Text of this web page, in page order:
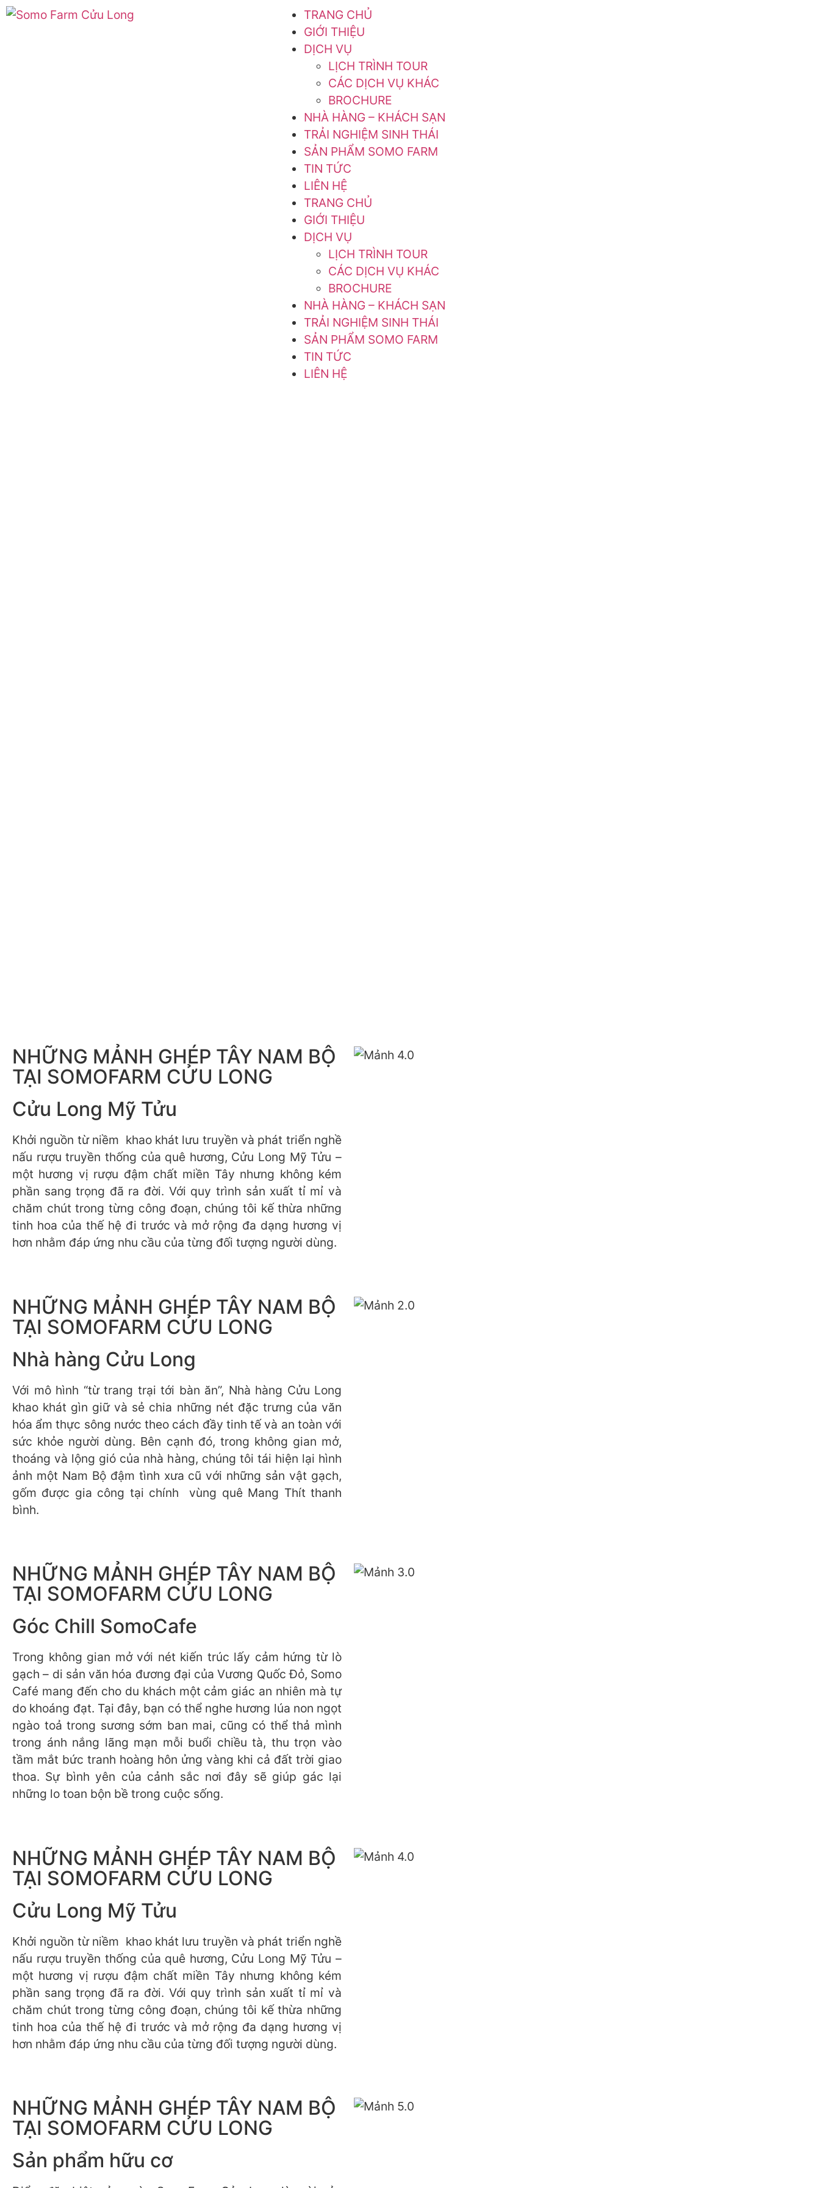
TRANG CHỦ
GIỚI THIỆU
DỊCH VỤ
LỊCH TRÌNH TOUR
CÁC DỊCH VỤ KHÁC
BROCHURE
NHÀ HÀNG – KHÁCH SẠN
TRẢI NGHIỆM SINH THÁI
SẢN PHẨM SOMO FARM
TIN TỨC
LIÊN HỆ
TRANG CHỦ
GIỚI THIỆU
DỊCH VỤ
LỊCH TRÌNH TOUR
CÁC DỊCH VỤ KHÁC
BROCHURE
NHÀ HÀNG – KHÁCH SẠN
TRẢI NGHIỆM SINH THÁI
SẢN PHẨM SOMO FARM
TIN TỨC
LIÊN HỆ
NHỮNG MẢNH GHÉP TÂY NAM BỘ
TẠI SOMOFARM CỬU LONG
Cửu Long Mỹ Tửu
Khởi nguồn từ niềm khao khát lưu truyền và phát triển nghề
nấu rượu truyền thống của quê hương, Cửu Long Mỹ Tửu –
một hương vị rượu đậm chất miền Tây nhưng không kém
phần sang trọng đã ra đời. Với quy trình sản xuất tỉ mỉ và
chăm chút trong từng công đoạn, chúng tôi kế thừa những
tinh hoa của thế hệ đi trước và mở rộng đa dạng hương vị
hơn nhằm đáp ứng nhu cầu của từng đối tượng người dùng.
NHỮNG MẢNH GHÉP TÂY NAM BỘ
TẠI SOMOFARM CỬU LONG
Nhà hàng Cửu Long
Với mô hình “từ trang trại tới bàn ăn”, Nhà hàng Cửu Long
khao khát gìn giữ và sẻ chia những nét đặc trưng của văn
hóa ẩm thực sông nước theo cách đầy tinh tế và an toàn với
sức khỏe người dùng. Bên cạnh đó, trong không gian mở,
thoáng và lộng gió của nhà hàng, chúng tôi tái hiện lại hình
ảnh một Nam Bộ đậm tình xưa cũ với những sản vật gạch,
gốm được gia công tại chính vùng quê Mang Thít thanh
bình.
NHỮNG MẢNH GHÉP TÂY NAM BỘ
TẠI SOMOFARM CỬU LONG
Góc Chill SomoCafe
Trong không gian mở với nét kiến trúc lấy cảm hứng từ lò
gạch – di sản văn hóa đương đại của Vương Quốc Đỏ, Somo
Café mang đến cho du khách một cảm giác an nhiên mà tự
do khoáng đạt. Tại đây, bạn có thể nghe hương lúa non ngọt
ngào toả trong sương sớm ban mai, cũng có thể thả mình
trong ánh nắng lãng mạn mỗi buổi chiều tà, thu trọn vào
tầm mắt bức tranh hoàng hôn ửng vàng khi cả đất trời giao
thoa. Sự bình yên của cảnh sắc nơi đây sẽ giúp gác lại
những lo toan bộn bề trong cuộc sống.
NHỮNG MẢNH GHÉP TÂY NAM BỘ
TẠI SOMOFARM CỬU LONG
Cửu Long Mỹ Tửu
Khởi nguồn từ niềm khao khát lưu truyền và phát triển nghề
nấu rượu truyền thống của quê hương, Cửu Long Mỹ Tửu –
một hương vị rượu đậm chất miền Tây nhưng không kém
phần sang trọng đã ra đời. Với quy trình sản xuất tỉ mỉ và
chăm chút trong từng công đoạn, chúng tôi kế thừa những
tinh hoa của thế hệ đi trước và mở rộng đa dạng hương vị
hơn nhằm đáp ứng nhu cầu của từng đối tượng người dùng.
NHỮNG MẢNH GHÉP TÂY NAM BỘ
TẠI SOMOFARM CỬU LONG
Sản phẩm hữu cơ